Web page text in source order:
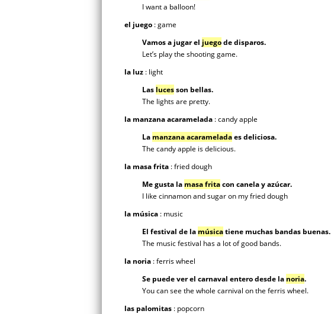
I want a balloon!
el juego : game
Vamos a jugar el juegode disparos.
Let’s play the shooting game.
la luz : light
Las lucesson bellas.
The lights are pretty.
la manzana acaramelada : candy apple
La manzana acarameladaes deliciosa.
The candy apple is delicious.
la masa frita : fried dough
Me gusta la masa fritacon canela y azúcar.
I like cinnamon and sugar on my fried dough
la música : music
El festival de la músicatiene muchas bandas buenas.
The music festival has a lot of good bands.
la noria : ferris wheel
Se puede ver el carnaval entero desde la noria.
You can see the whole carnival on the ferris wheel.
las palomitas : popcorn